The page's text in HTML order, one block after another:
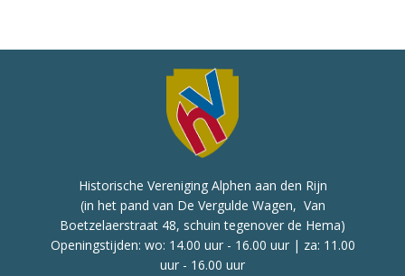
Historische Vereniging Alphen aan den Rijn
(in het pand van De Vergulde Wagen, Van
Boetzelaerstraat 48, schuin tegenover de Hema)
Openingstijden: wo: 14.00 uur - 16.00 uur | za: 11.00
uur - 16.00 uur